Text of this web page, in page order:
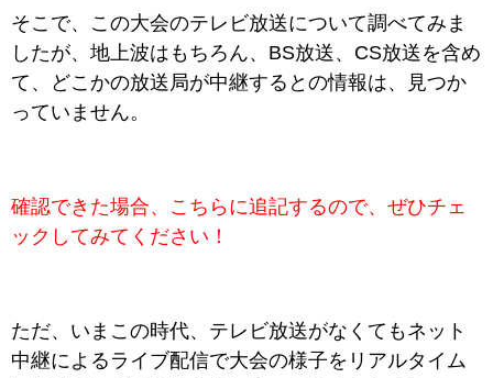
そこで、この大会のテレビ放送について調べてみま
したが、地上波はもちろん、BS放送、CS放送を含め
て、どこかの放送局が中継するとの情報は、見つか
っていません。
確認できた場合、こちらに追記するので、ぜひチェ
ックしてみてください！
ただ、いまこの時代、テレビ放送がなくてもネット
中継によるライブ配信で大会の様子をリアルタイム